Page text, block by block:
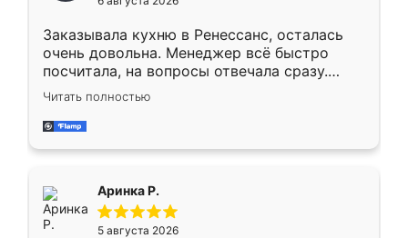
мебели буду заказывать только здесь.
Заказывала кухню в Ренессанс, осталась
очень довольна. Менеджер всё быстро
посчитала, на вопросы отвечала сразу.
Замерщик приехал в субботу, подошёл к
делу со всей ответственностью. Собрали
за день, ребята работали аккуратно, даже
Читать полностью
Аринка Р.
5 августа 2026